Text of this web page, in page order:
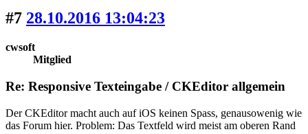
#7 28.10.2016 13:04:23
cwsoft
Mitglied
Re: Responsive Texteingabe / CKEditor allgemein
Der CKEditor macht auch auf iOS keinen Spass, genausowenig wie
das Forum hier. Problem: Das Textfeld wird meist am oberen Rand